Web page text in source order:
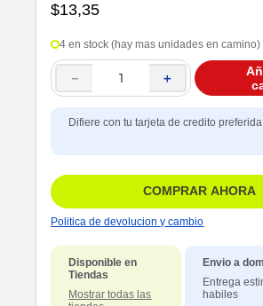
$13,35
4 en stock (hay mas unidades en camino)
＋
－
Difiere con tu tarjeta de credito
COMPRAR AHORA
Politica de devolucion y cambio
Disponible en
Tiendas
Mostrar todas las
Envio a
Entrega
habiles